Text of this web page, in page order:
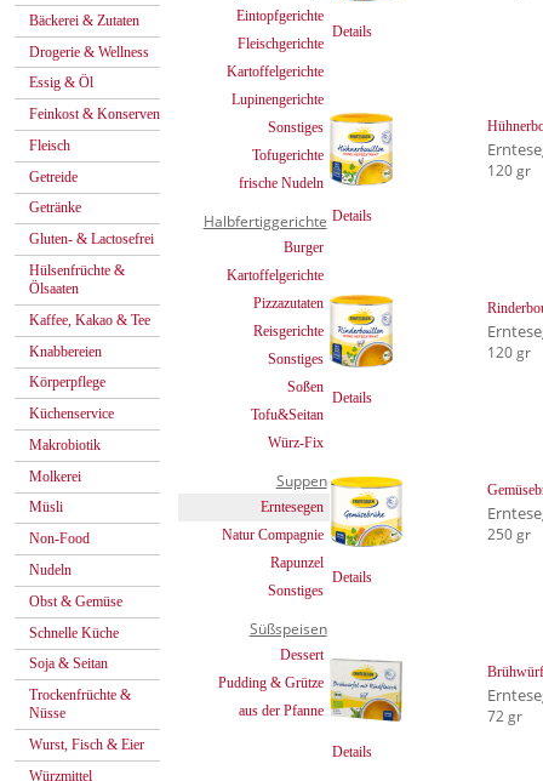
Bäckerei & Zutaten
Drogerie & Wellness
Essig & Öl
Feinkost & Konserven
Fleisch
Getreide
Getränke
Gluten- & Lactosefrei
Hülsenfrüchte &
Ölsaaten
Kaffee, Kakao & Tee
Knabbereien
Körperpflege
Küchenservice
Makrobiotik
Molkerei
Müsli
Non-Food
Nudeln
Obst & Gemüse
Schnelle Küche
Soja & Seitan
Trockenfrüchte &
Nüsse
Wurst, Fisch & Eier
Würzmittel
Eintopfgerichte
Fleischgerichte
Kartoffelgerichte
Lupinengerichte
Sonstiges
Tofugerichte
frische Nudeln
Halbfertiggerichte
Burger
Kartoffelgerichte
Pizzazutaten
Reisgerichte
Sonstiges
Soßen
Tofu&Seitan
Würz-Fix
Suppen
Erntesegen
Natur Compagnie
Rapunzel
Sonstiges
Süßspeisen
Dessert
Pudding & Grütze
aus der Pfanne
Details
Details
120 gr
Details
120 gr
Details
250 gr
Details
72 gr